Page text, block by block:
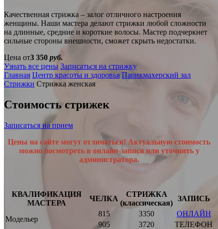
Качественная стрижка – залог отличного настроения
женщины. Наши мастера делают стрижки любой сложности
на длинные, средние и короткие волосы. Мастер подчеркнет
сильные стороны внешности, сможет скрыть недостатки.
Цена от3 350 руб.
Узнать все цены Записаться на стрижку
Главная Центр красоты и здоровья Парикмахерский зал
Стрижки Стрижка женская
Стоимость стрижек
Записаться на прием
Цены на сайте могут отличаться! Актуальную стоимость
можно посмотреть в онлайн-записи или уточнить у
администратора.
КВАЛИФИКАЦИЯ
МАСТЕРА
ЧЕЛКА
СТРИЖКА
(классическая)
ЗАПИСЬ
Модельер
815 3350
ОНЛАЙН
905
3720
ТЕЛЕФОН